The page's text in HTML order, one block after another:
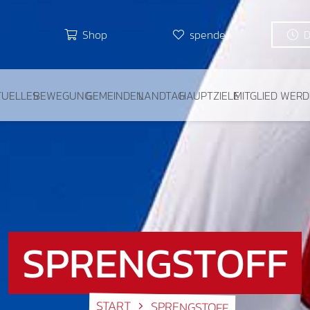
Shop spenden
BEWEGUNGGEMEINDENLANDTAGHAUPTZIELEMITGLIED
SPRENGSTOFF
START